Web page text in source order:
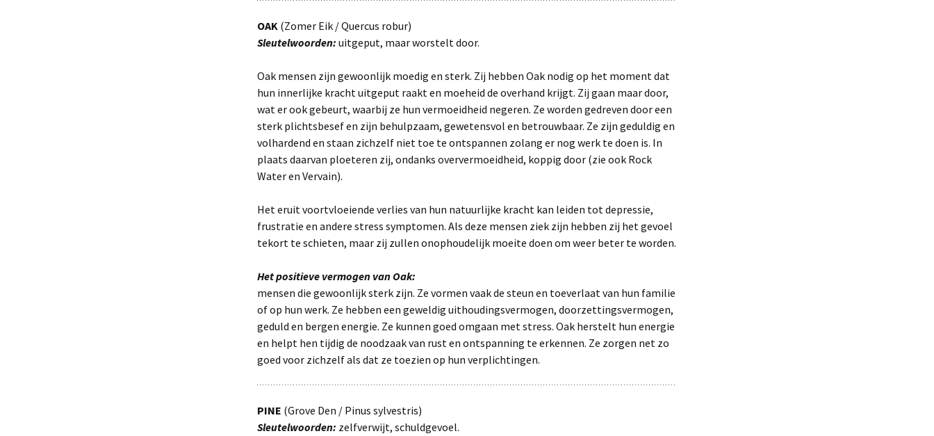
OAK (Zomer Eik / Quercus robur)
Sleutelwoorden: uitgeput, maar worstelt door.
Oak mensen zijn gewoonlijk moedig en sterk. Zij hebben Oak nodig op het moment dat
hun innerlijke kracht uitgeput raakt en moeheid de overhand krijgt. Zij gaan maar door,
wat er ook gebeurt, waarbij ze hun vermoeidheid negeren. Ze worden gedreven door een
sterk plichtsbesef en zijn behulpzaam, gewetensvol en betrouwbaar. Ze zijn geduldig en
volhardend en staan zichzelf niet toe te ontspannen zolang er nog werk te doen is. In
plaats daarvan ploeteren zij, ondanks oververmoeidheid, koppig door (zie ook Rock
Water en Vervain).
Het eruit voortvloeiende verlies van hun natuurlijke kracht kan leiden tot depressie,
frustratie en andere stress symptomen. Als deze mensen ziek zijn hebben zij het gevoel
tekort te schieten, maar zij zullen onophoudelijk moeite doen om weer beter te worden.
Het positieve vermogen van Oak:
mensen die gewoonlijk sterk zijn. Ze vormen vaak de steun en toeverlaat van hun familie
of op hun werk. Ze hebben een geweldig uithoudingsvermogen, doorzettingsvermogen,
geduld en bergen energie. Ze kunnen goed omgaan met stress. Oak herstelt hun energie
en helpt hen tijdig de noodzaak van rust en ontspanning te erkennen. Ze zorgen net zo
goed voor zichzelf als dat ze toezien op hun verplichtingen.
PINE (Grove Den / Pinus sylvestris)
Sleutelwoorden: zelfverwijt, schuldgevoel.